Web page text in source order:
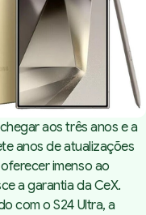
aos três anos e a
anos de atualizações
imenso ao
a garantia da CeX.
com oS24 Ultra, a